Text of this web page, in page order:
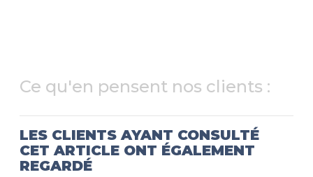
Ce qu'en pensent nos clients :
LES CLIENTS AYANT CONSULTÉ
CET ARTICLE ONT ÉGALEMENT
REGARDÉ